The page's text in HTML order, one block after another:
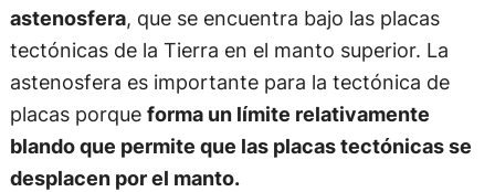
astenosfera, que se encuentra bajo las placas
tectónicas de la Tierra en el manto superior. La
astenosfera es importante para la tectónica de
placas porque forma un límite relativamente
blando que permite que las placas tectónicas se
desplacen por el manto.